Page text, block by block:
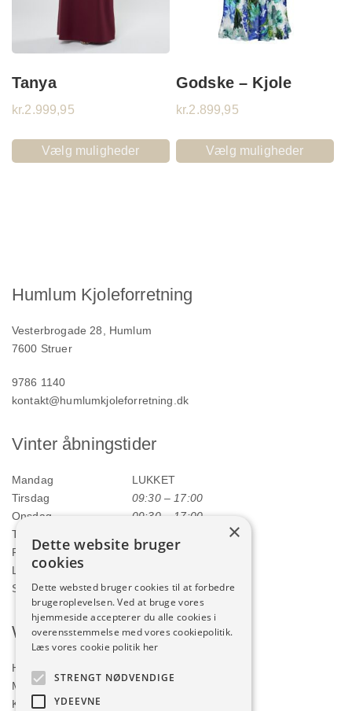
Tanya
kr.2.999,95
Vælg muligheder
Godske – Kjole
kr.2.899,95
Vælg muligheder
Humlum Kjoleforretning
Vesterbrogade 28, Humlum
7600 Struer
9786 1140
kontakt@humlumkjoleforretning.dk
Vinter åbningstider
Mandag
LUKKET
Tirsdag
09:30 – 17:00
Onsdag
09:30 – 17:00
Torsdag
Fredag
09:30 – 17:00
Lørdag
Søndag
LUKKET
Webshop
Handelsbetingelser
Min konto
Kurv
×
Dette website bruger
cookies
Dette websted bruger cookies til at forbedre
brugeroplevelsen. Ved at bruge vores
hjemmeside accepterer du alle cookies i
overensstemmelse med vores cookiepolitik.
Læs vores cookie politik her
STRENGT NØDVENDIGE
YDEEVNE